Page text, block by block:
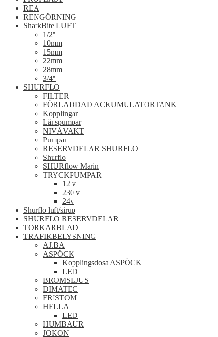
REA
RENGÖRNING
SharkBite LUFT
1/2"
10mm
15mm
22mm
28mm
3/4"
SHURFLO
FILTER
FÖRLADDAD ACKUMULATORTANK
Kopplingar
Länspumpar
NIVÅVAKT
Pumpar
RESERVDELAR SHURFLO
Shurflo
SHURflow Marin
TRYCKPUMPAR
12 v
230 v
24v
Shurflo luft/sirup
SHURFLO RESERVDELAR
TORKARBLAD
TRAFIKBELYSNING
AJ.BA
ASPÖCK
Kopplingsdosa ASPÖCK
LED
BROMSLJUS
DIMATEC
FRISTOM
HELLA
LED
HUMBAUR
JOKON